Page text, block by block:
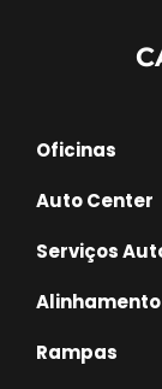
Oficinas
Auto Center
Serviços
Alinhamento
Rampas